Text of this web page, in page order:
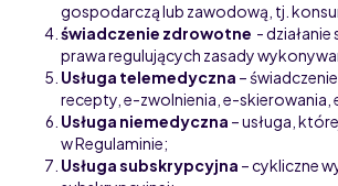
gospodarczą lub zawodową, tj.
świadczenie zdrowotne -
prawa regulujących zasady
Usługa telemedyczna –
recepty, e-zwolnienia, e-skierowania,
Usługa niemedyczna – usługa,
w Regulaminie;
Usługa subskrypcyjna – cykliczne